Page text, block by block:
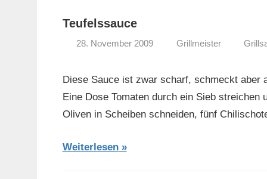
Teufelssauce
28. November 2009 Grillmeister
Diese Sauce ist zwar scharf, schmeckt aber
Eine Dose Tomaten durch ein Sieb
Oliven in Scheiben schneiden, fünf
Weiterlesen